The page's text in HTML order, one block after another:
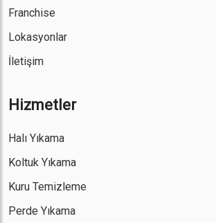
Franchise
Lokasyonlar
İletişim
Hizmetler
Halı Yıkama
Koltuk Yıkama
Kuru Temizleme
Perde Yıkama